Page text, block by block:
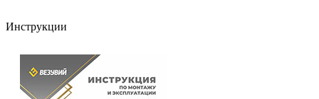
Инструкции